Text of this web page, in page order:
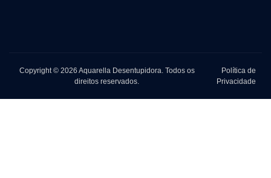
Copyright © 2026 Aquarella Desentupidora. Todos os
direitos reservados.
Política de
Privacidade